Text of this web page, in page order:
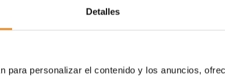
Detalles
para personalizar el contenido y los anuncios,